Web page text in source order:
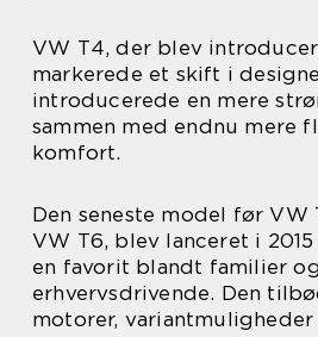
VW T4, der blev
markerede et skift i
introducerede en mere
sammen med endnu mere
komfort.
Den seneste model før VW
VW T6, blev lanceret i
en favorit blandt familier og
erhvervsdrivende. Den
motorer,